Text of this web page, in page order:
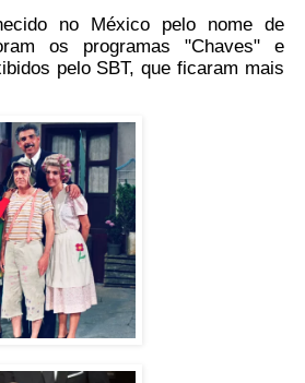
no México pelo nome de
os programas "Chaves" e
pelo SBT, que ficaram mais